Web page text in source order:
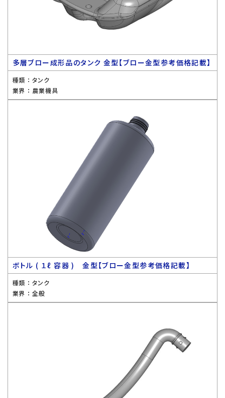
多層ブロー成形品のタンク 金型【ブロー金型参考価格記載】
種類 ： タンク
業界 ： 農業機具
ボトル ( １ℓ 容器 ) 金型【ブロー金型参考価格記載】
種類 ： タンク
業界 ： 全般